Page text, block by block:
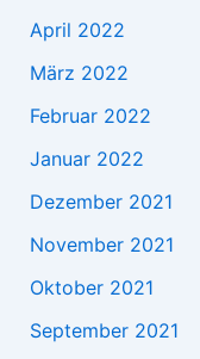
April 2022
März 2022
Februar 2022
Januar 2022
Dezember 2021
November 2021
Oktober 2021
September 2021